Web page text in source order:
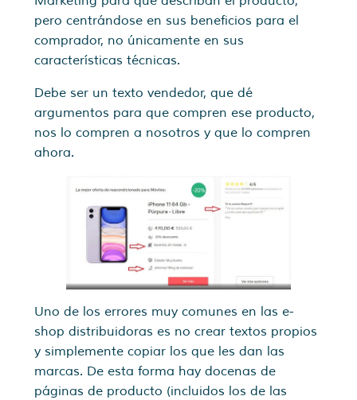
pero centrándose en sus beneficios para el
comprador, no únicamente en sus
características técnicas.
Debe ser un texto vendedor, que dé
argumentos para que compren ese producto,
nos lo compren a nosotros y que lo compren
ahora.
Uno de los errores muy comunes en las e-
shop distribuidoras es no crear textos propios
y simplemente copiar los que les dan las
marcas. De esta forma hay docenas de
páginas de producto (incluidos los de las